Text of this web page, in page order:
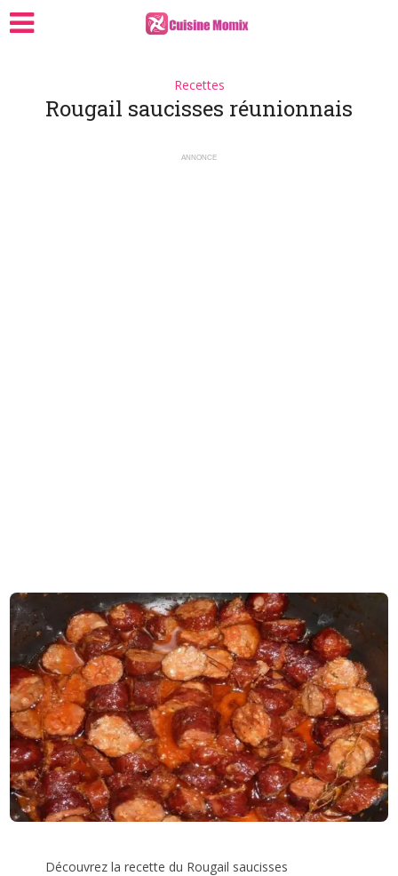
Recettes
Rougail saucisses réunionnais
ANNONCE
Découvrez la recette du Rougail saucisses